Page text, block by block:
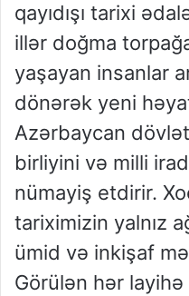
qayıdışı tarixi
illər doğma
yaşayan insanlar
dönərək yeni
Azərbaycan
birliyini və milli
nümayiş etdirir.
tariximizin yalnız
ümid və inkişaf
Görülən hər layihə